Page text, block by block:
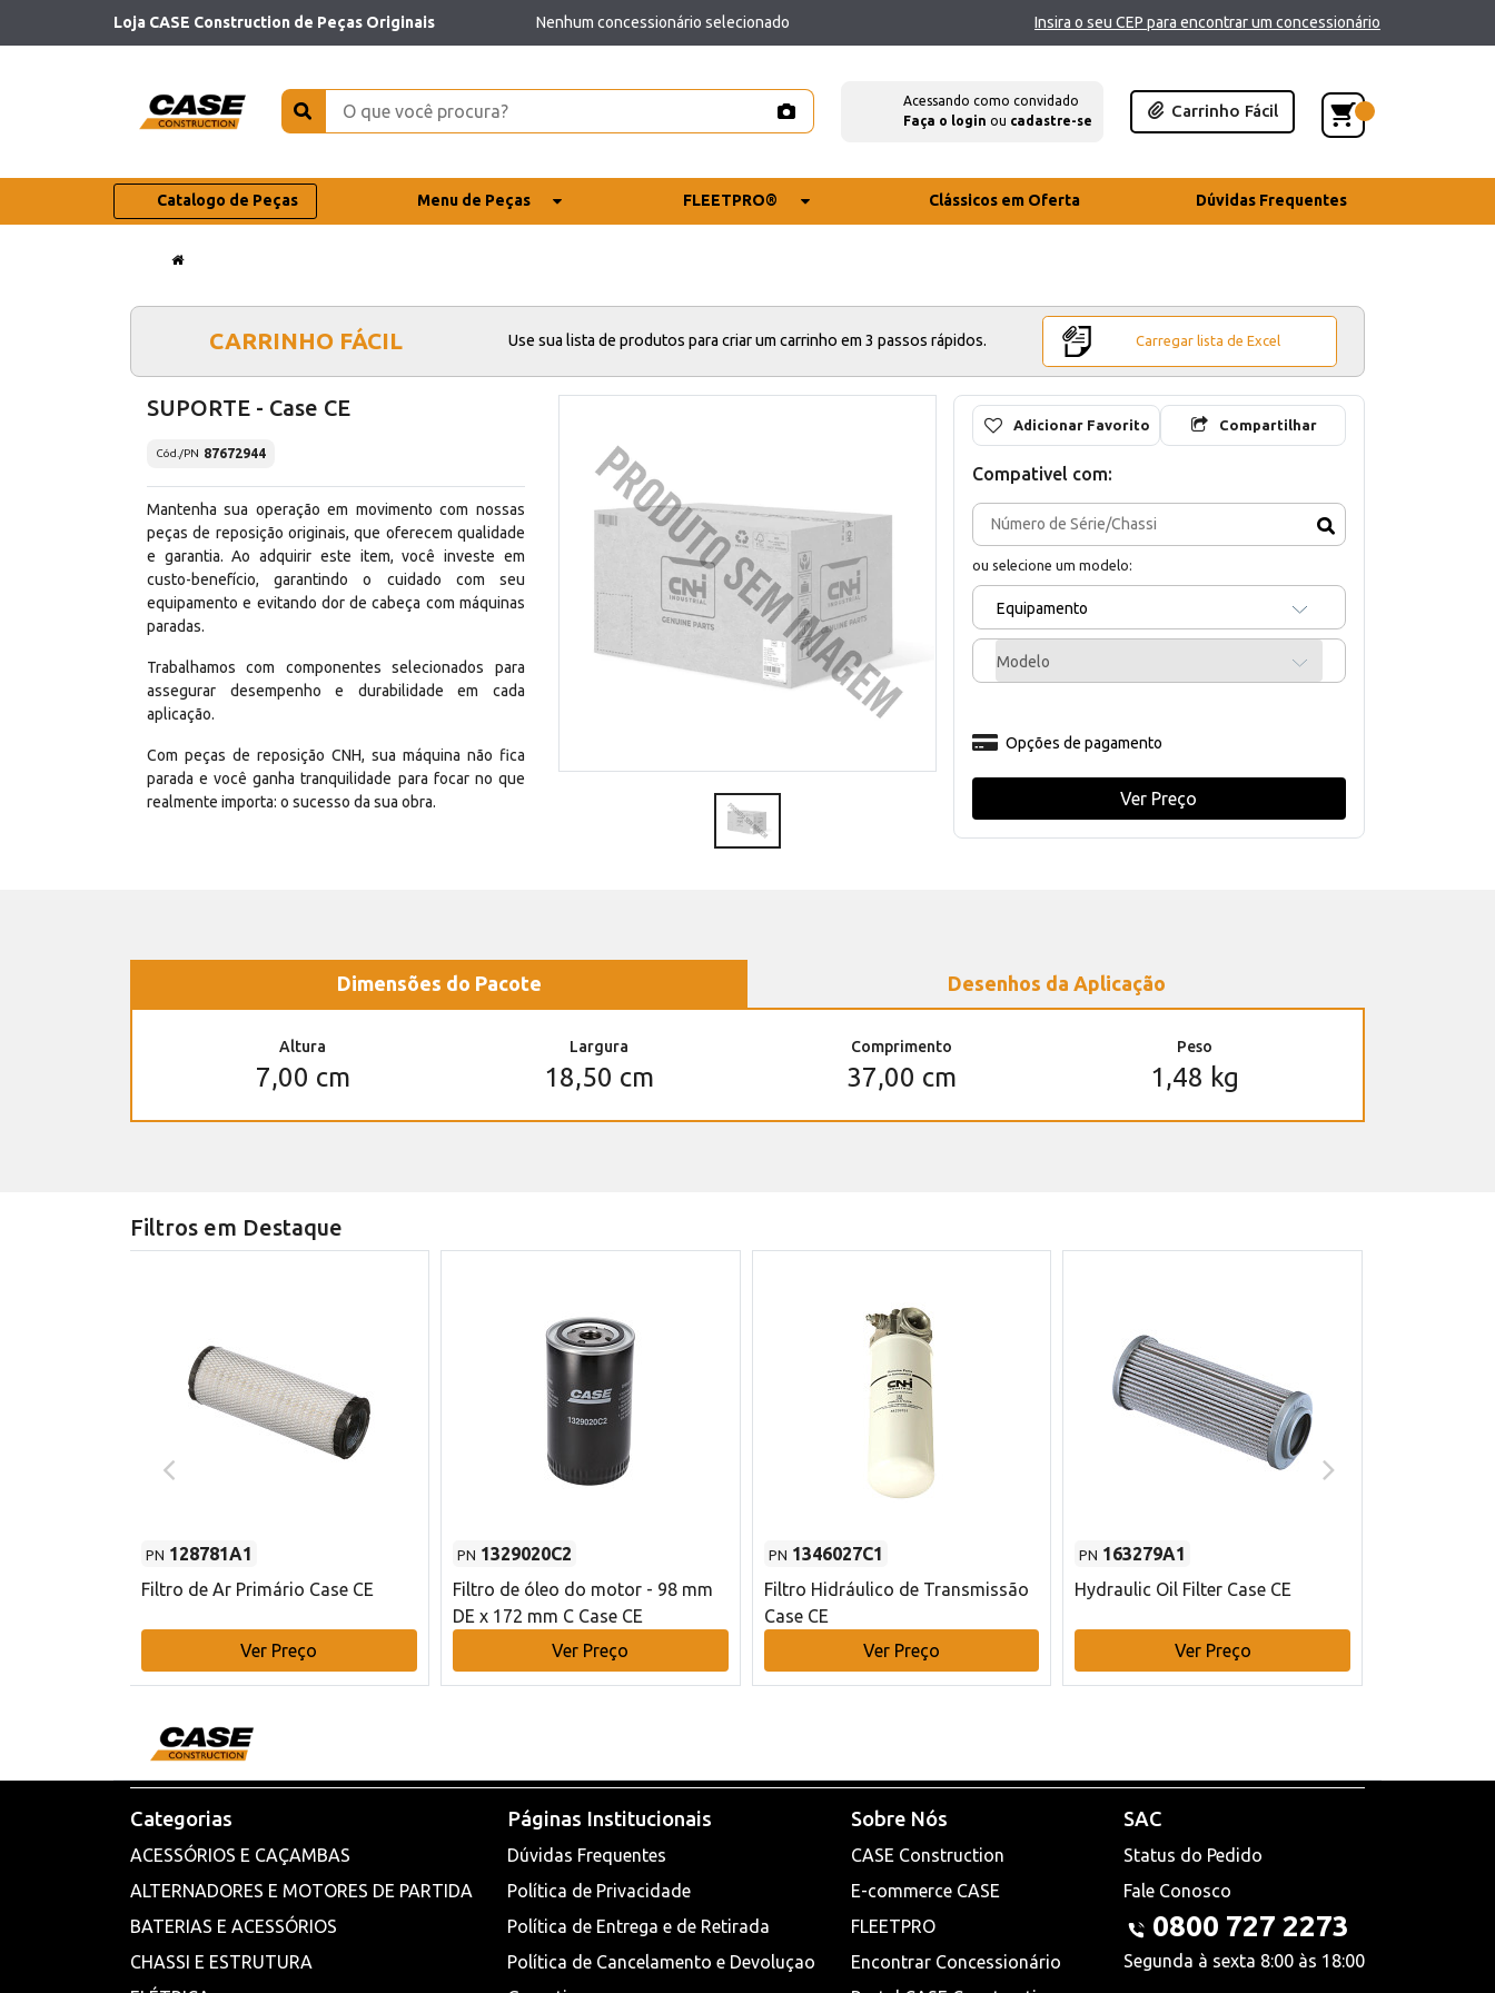
Loja CASE Construction de Peças Originais Nenhum concessionário selecionado Insira o seu CEP para encontrar um concessionário
Acessando como convidado
Faça o login ou cadastre-se
Carrinho Fácil
Catalogo de Peças Menu de Peças FLEETPRO® Clássicos em Oferta Dúvidas Frequentes
CARRINHO FÁCIL Use sua lista de produtos para criar um carrinho em 3 passos rápidos. Carregar lista de Excel
SUPORTE - Case CE
Cód./PN 87672944
Mantenha sua operação em movimento com nossas
peças de reposição originais, que oferecem qualidade
e garantia. Ao adquirir este item, você investe em
custo-benefício, garantindo o cuidado com seu
equipamento e evitando dor de cabeça com máquinas
paradas.
Trabalhamos com componentes selecionados para
assegurar desempenho e durabilidade em cada
aplicação.
Com peças de reposição CNH, sua máquina não fica
parada e você ganha tranquilidade para focar no que
realmente importa: o sucesso da sua obra.
Adicionar Favorito Compartilhar
Compativel com:
ou selecione um modelo:
Equipamento
Modelo
Opções de pagamento
Ver Preço
Dimensões do Pacote Desenhos da Aplicação
Altura
7,00 cm
Largura
18,50 cm
Comprimento
37,00 cm
Peso
1,48 kg
Filtros em Destaque
PN 128781A1
Filtro de Ar Primário Case CE
Ver Preço
PN 1329020C2
Filtro de óleo do motor - 98 mm
DE x 172 mm C Case CE
Ver Preço
PN 1346027C1
Filtro Hidráulico de Transmissão
Case CE
Ver Preço
PN 163279A1
Hydraulic Oil Filter Case CE
Ver Preço
Categorias
ACESSÓRIOS E CAÇAMBAS
ALTERNADORES E MOTORES DE PARTIDA
BATERIAS E ACESSÓRIOS
CHASSI E ESTRUTURA
Páginas Institucionais
Dúvidas Frequentes
Política de Privacidade
Política de Entrega e de Retirada
Política de Cancelamento e Devoluçao
Sobre Nós
CASE Construction
E-commerce CASE
FLEETPRO
Encontrar Concessionário
SAC
Status do Pedido
Fale Conosco
0800 727 2273
Segunda à sexta 8:00 às 18:00